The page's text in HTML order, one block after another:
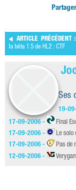
ARTICLE PRÉCÉDENT :
la bêta 1.5 de HL2 : CTF
Ses
19-
17-09-2006 -
Final
17-09-2006 -
Le solo
17-09-2006 -
Pas de
12-09-2006 -